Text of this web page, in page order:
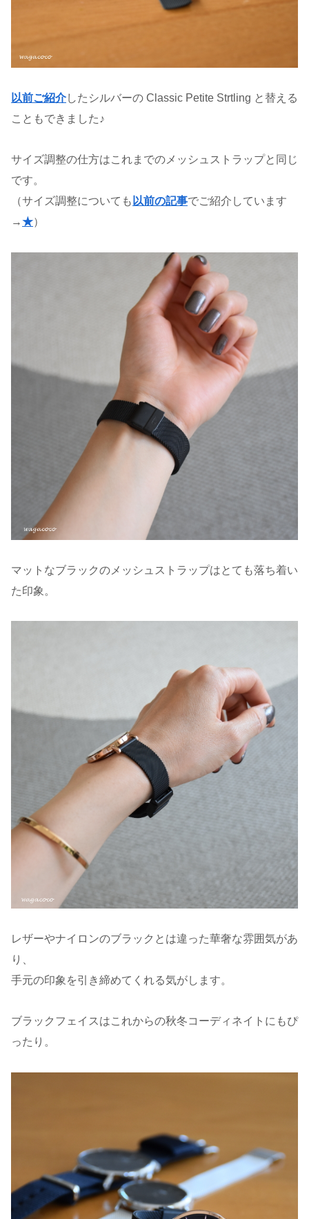
以前ご紹介したシルバーの Classic Petite Strtling と替える
こともできました♪
サイズ調整の仕方はこれまでのメッシュストラップと同じ
です。
（サイズ調整についても 以前の記事でご紹介しています
→★）
マットなブラックのメッシュストラップはとても落ち着い
た印象。
レザーやナイロンのブラックとは違った華奢な雰囲気があ
り、
手元の印象を引き締めてくれる気がします。
ブラックフェイスはこれからの秋冬コーディネイトにもぴ
ったり。